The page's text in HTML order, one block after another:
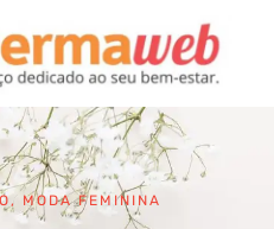
, MODA FEMININA